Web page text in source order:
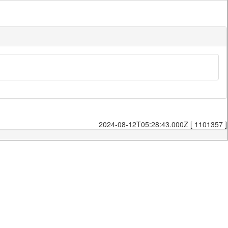
2024-08-12T05:28:43.000Z [ 1101357 ]